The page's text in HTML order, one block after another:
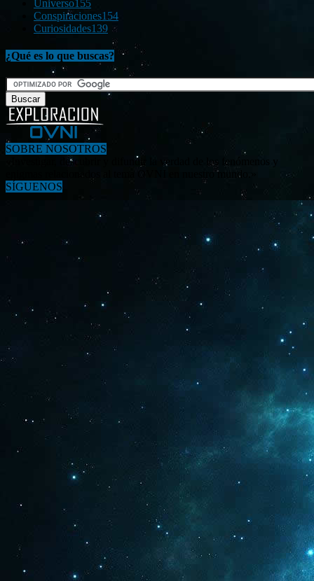
Universo155
Conspiraciones154
Curiosidades139
¿Qué es lo que buscas?
SOBRE NOSOTROS
«Investigar, descubrir y difundir la verdad de los fenómenos y
enigmas relacionados al tema OVNI en nuestro mundo.»
SÍGUENOS